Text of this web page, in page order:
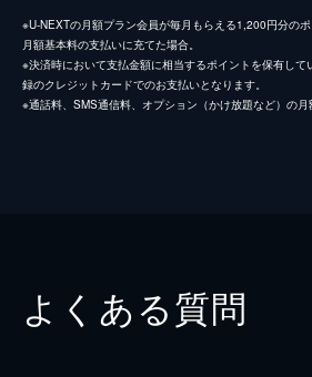
※U-NEXTの月額プラン会員が毎月もらえる1,200円分の
月額基本料の支払いに充てた場合。
※決済時において支払金額に相当するポイントを保有し
録のクレジットカードでのお支払いとなります。
※通話料、SMS通信料、オプション（かけ放題など）の月
よくある質問